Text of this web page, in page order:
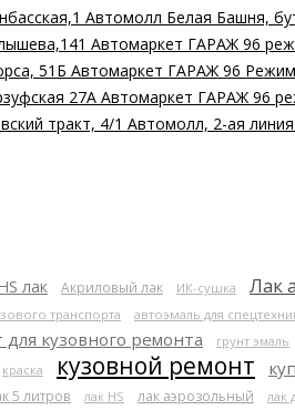
Автомолл Белая Башня,
Автомаркет ГАРАЖ 96
51Б Автомаркет ГАРАЖ 96
27А Автомаркет ГАРАЖ 96
тракт, 4/1 Автомолл, 2-ая
лак Акриловый лак ИК-сушка Лак
транспорта автоэмаль для
для кузовного ремонта грунт эмаль
краска кузовной ремонт
5 литров лак HS лак аэрозольный лак